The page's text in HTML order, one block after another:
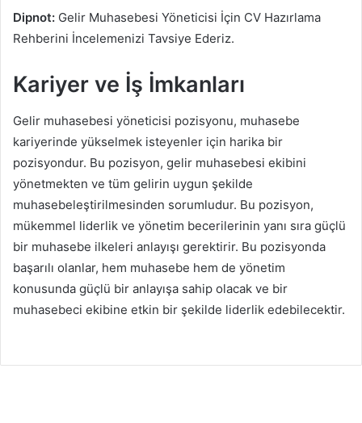
Dipnot: Gelir Muhasebesi Yöneticisi İçin CV Hazırlama
Rehberini İncelemenizi Tavsiye Ederiz.
Kariyer ve İş İmkanları
Gelir muhasebesi yöneticisi pozisyonu, muhasebe
kariyerinde yükselmek isteyenler için harika bir
pozisyondur. Bu pozisyon, gelir muhasebesi ekibini
yönetmekten ve tüm gelirin uygun şekilde
muhasebeleştirilmesinden sorumludur. Bu pozisyon,
mükemmel liderlik ve yönetim becerilerinin yanı sıra güçlü
bir muhasebe ilkeleri anlayışı gerektirir. Bu pozisyonda
başarılı olanlar, hem muhasebe hem de yönetim
konusunda güçlü bir anlayışa sahip olacak ve bir
muhasebeci ekibine etkin bir şekilde liderlik edebilecektir.